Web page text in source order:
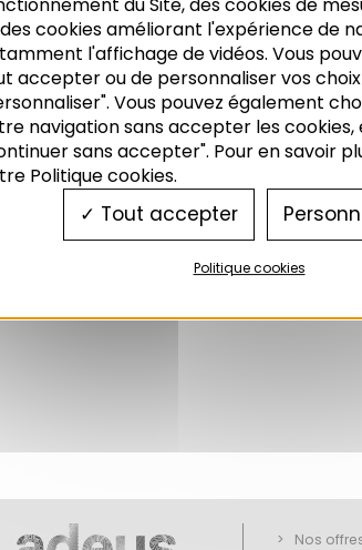
Nos
cookies améliorant l'expérience de
l'affichage de vidéos. Vous
accepter ou de personnaliser vos
Vous pouvez également
navigation sans accepter les cookies,
sans accepter". Pour en savoir
Politique cookies.
Tout accepter
Politique cookies